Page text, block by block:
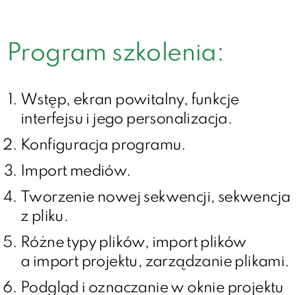
Program szkolenia:
Wstęp, ekran powitalny, funkcje
interfejsu i jego personalizacja.
Konfiguracja programu.
Import mediów.
Tworzenie nowej sekwencji, sekwencja
z pliku.
Różne typy plików, import plików
a import projektu, zarządzanie plikami.
Podgląd i oznaczanie w oknie projektu